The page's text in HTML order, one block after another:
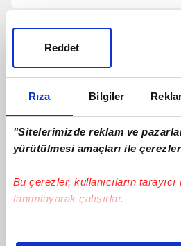
Rıza Bilgiler
"Sitelerimizde reklam ve
yürütülmesi amaçları ile
Bu çerezler, kullanıcıların tarayıcı
tanımlayarak çalışırlar.
Bu çerezlere izin vermeniz
Reddet
Masuaku'dan